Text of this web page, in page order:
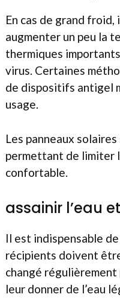
En cas de grand
augmenter un peu la
thermiques
virus. Certaines
de dispositifs antigel
usage.
Les panneaux
permettant de limiter
confortable.
assainir l’eau
Il est indispensable
récipients doivent
changé
leur donner de l’eau